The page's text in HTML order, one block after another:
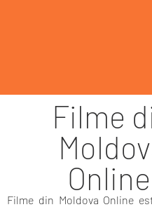
Filme
Online
Filme din Moldova Online